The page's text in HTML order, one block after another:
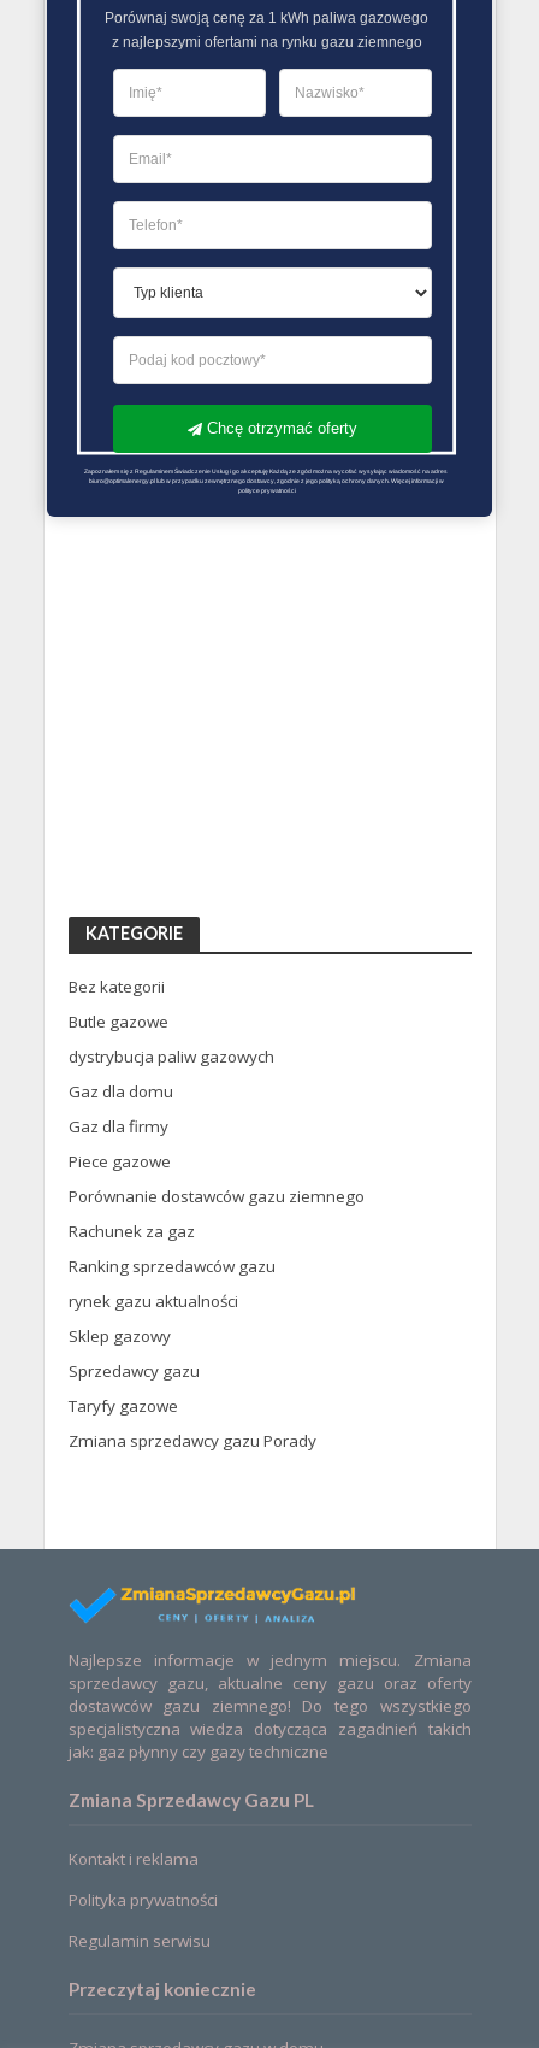
był skierowany do góry. Nie powinny być one
także przechowywane w pobliżu ciepła..
PORÓWNYWARKA OFERT GAZU
KATEGORIE
Bez kategorii
Butle gazowe
dystrybucja paliw gazowych
Gaz dla domu
Gaz dla firmy
Piece gazowe
Porównanie dostawców gazu ziemnego
Rachunek za gaz
Ranking sprzedawców gazu
rynek gazu aktualności
Sklep gazowy
Sprzedawcy gazu
Taryfy gazowe
Zmiana sprzedawcy gazu Porady
Najlepsze informacje w jednym miejscu. Zmiana
sprzedawcy gazu, aktualne ceny gazu oraz oferty
dostawców gazu ziemnego! Do tego wszystkiego
specjalistyczna wiedza dotycząca zagadnień takich
jak: gaz płynny czy gazy techniczne
Zmiana Sprzedawcy Gazu PL
Kontakt i reklama
Polityka prywatności
Regulamin serwisu
Przeczytaj koniecznie
Porównaj swoją cenę za 1 kWh paliwa gazowego
z najlepszymi ofertami na rynku gazu ziemnego
Chcę otrzymać oferty
Zapoznałem się z Regulaminem Świadczenie Usług i go akceptuję Każdą ze zgód można wycofać wysyłając wiadomość na adres
biuro@optimalenergy.pl lub w przypadku zewnętrznego dostawcy, zgodnie z jego polityką ochrony danych. Więcej informacji w
polityce prywatności